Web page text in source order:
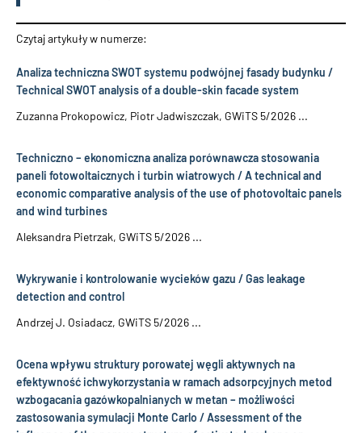
Czytaj artykuły w numerze:
Analiza techniczna SWOT systemu podwójnej fasady budynku /
Technical SWOT analysis of a double-skin facade system
Zuzanna Prokopowicz, Piotr Jadwiszczak, GWiTS 5/2026 ...
Techniczno – ekonomiczna analiza porównawcza stosowania
paneli fotowoltaicznych i turbin wiatrowych / A technical and
economic comparative analysis of the use of photovoltaic panels
and wind turbines
Aleksandra Pietrzak, GWiTS 5/2026 ...
Wykrywanie i kontrolowanie wycieków gazu / Gas leakage
detection and control
Andrzej J. Osiadacz, GWiTS 5/2026 ...
Ocena wpływu struktury porowatej węgli aktywnych na
efektywność ichwykorzystania w ramach adsorpcyjnych metod
wzbogacania gazówkopalnianych w metan – możliwości
zastosowania symulacji Monte Carlo / Assessment of the